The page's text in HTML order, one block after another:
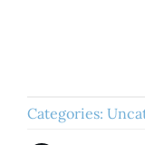
Categories: